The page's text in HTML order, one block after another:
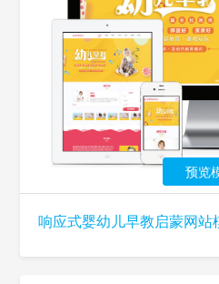
预览
响应式婴幼儿早教启蒙网站